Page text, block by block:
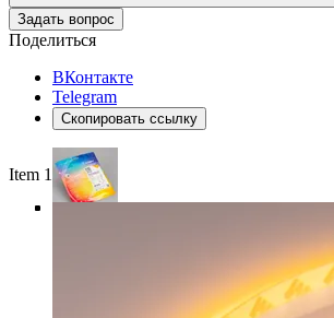
Задать вопрос
Поделиться
ВКонтакте
Telegram
Скопировать ссылку
Item 1 of 5